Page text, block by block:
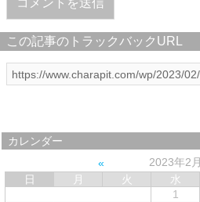
この記事のトラックバックURL
カレンダー
2023年2月
日
月 火 水
1